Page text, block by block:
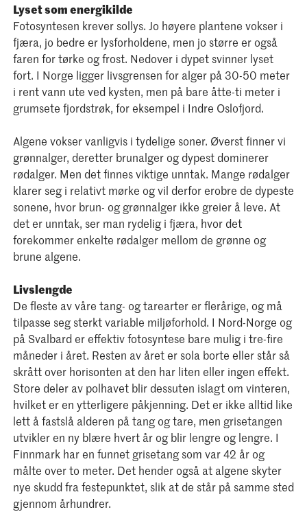
Lyset som energikilde
Fotosyntesen krever sollys. Jo høyere plantene vokser i
fjæra, jo bedre er lysforholdene, men jo større er også
faren for tørke og frost. Nedover i dypet svinner lyset
fort. I Norge ligger livsgrensen for alger på 30-50 meter
i rent vann ute ved kysten, men på bare åtte-ti meter i
grumsete fjordstrøk, for eksempel i Indre Oslofjord.
Algene vokser vanligvis i tydelige soner. Øverst finner vi
grønnalger, deretter brunalger og dypest dominerer
rødalger. Men det finnes viktige unntak. Mange rødalger
klarer seg i relativt mørke og vil derfor erobre de dypeste
sonene, hvor brun- og grønnalger ikke greier å leve. At
det er unntak, ser man rydelig i fjæra, hvor det
forekommer enkelte rødalger mellom de grønne og
brune algene.
Livslengde
De fleste av våre tang- og tarearter er flerårige, og må
tilpasse seg sterkt variable miljøforhold. I Nord-Norge og
på Svalbard er effektiv fotosyntese bare mulig i tre-fire
måneder i året. Resten av året er sola borte eller står så
skrått over horisonten at den har liten eller ingen effekt.
Store deler av polhavet blir dessuten islagt om vinteren,
hvilket er en ytterligere påkjenning. Det er ikke alltid like
lett å fastslå alderen på tang og tare, men grisetangen
utvikler en ny blære hvert år og blir lengre og lengre. I
Finnmark har en funnet grisetang som var 42 år og
målte over to meter. Det hender også at algene skyter
nye skudd fra festepunktet, slik at de står på samme sted
gjennom århundrer.